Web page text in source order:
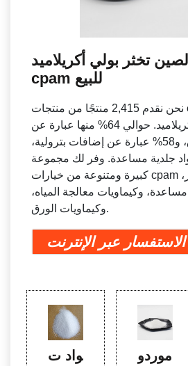
تخثر بولي أكريلاميد
cpam للبيع
نحن نقدم 2,415 منتجًا من منتجات cpam المخثرة من
مادة البولي أكريلاميد. حوالي 64% منها عبارة عن
كيماويات الورق، و58% عبارة عن إضافات بترولية،
جلدية مساعدة. وفر لك مجموعة
كبيرة ومتنوعة من خيارات cpam بولي أكريلاميد التخثر،
وكيماويات معالجة المياه،
وكيماويات الورق.
الاستفسار عبر الإنترنت
مواد ت
موردو